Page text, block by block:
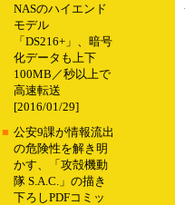
NASのハイエンド
モデル
「DS216+」、暗号
化データも上下
100MB／秒以上で
高速転送
[2016/01/29]
■ 公安9課が情報流出
の危険性を解き明
かす、「攻殻機動
隊 S.A.C.」の描き
下ろしPDFコミッ